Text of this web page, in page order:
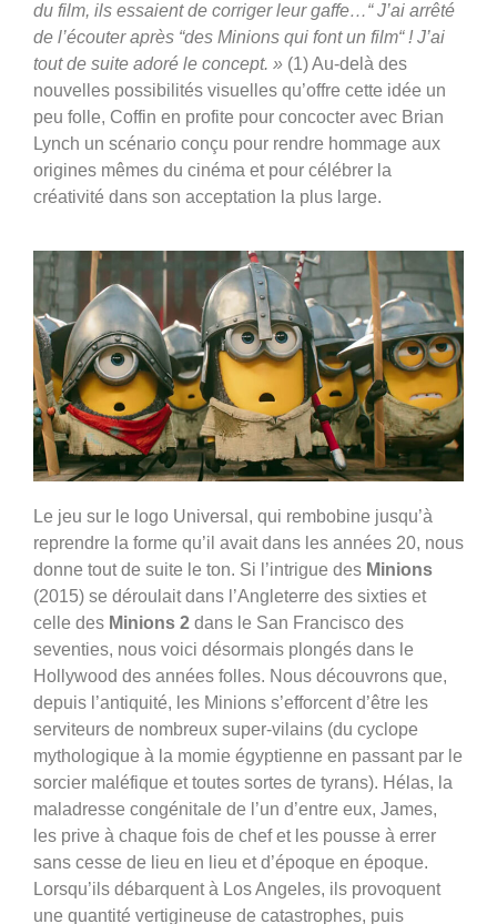
du film, ils essaient de corriger leur gaffe…“ J’ai arrêté
de l’écouter après “des Minions qui font un film“ ! J’ai
tout de suite adoré le concept. » (1) Au-delà des
nouvelles possibilités visuelles qu’offre cette idée un
peu folle, Coffin en profite pour concocter avec Brian
Lynch un scénario conçu pour rendre hommage aux
origines mêmes du cinéma et pour célébrer la
créativité dans son acceptation la plus large.
Le jeu sur le logo Universal, qui rembobine jusqu’à
reprendre la forme qu’il avait dans les années 20, nous
donne tout de suite le ton. Si l’intrigue des Minions
(2015) se déroulait dans l’Angleterre des sixties et
celle des Minions 2 dans le San Francisco des
seventies, nous voici désormais plongés dans le
Hollywood des années folles. Nous découvrons que,
depuis l’antiquité, les Minions s’efforcent d’être les
serviteurs de nombreux super-vilains (du cyclope
mythologique à la momie égyptienne en passant par le
sorcier maléfique et toutes sortes de tyrans). Hélas, la
maladresse congénitale de l’un d’entre eux, James,
les prive à chaque fois de chef et les pousse à errer
sans cesse de lieu en lieu et d’époque en époque.
Lorsqu’ils débarquent à Los Angeles, ils provoquent
une quantité vertigineuse de catastrophes, puis